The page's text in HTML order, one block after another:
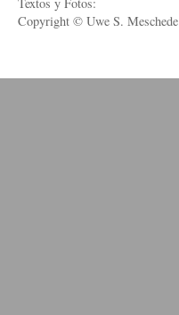
Copyright © Uwe S. Meschede